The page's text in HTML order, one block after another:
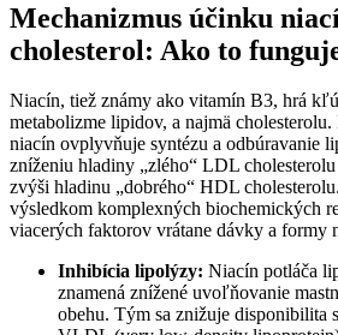
Mechanizmus účinku
cholesterol: Ako to
Niacín, tiež známy ako vitamín B3, hrá
metabolizme lipidov, a najmä
niacín ovplyvňuje syntézu a odbúravanie
zníženiu hladiny „zlého“ LDL
zvýši hladinu „dobrého“ HDL
výsledkom komplexných biochemických
viacerých faktorov vrátane dávky a formy
Inhibícia lipolýzy: Niacín potláča
znamená znížené uvoľňovanie
obehu. Tým sa znižuje disponibilita